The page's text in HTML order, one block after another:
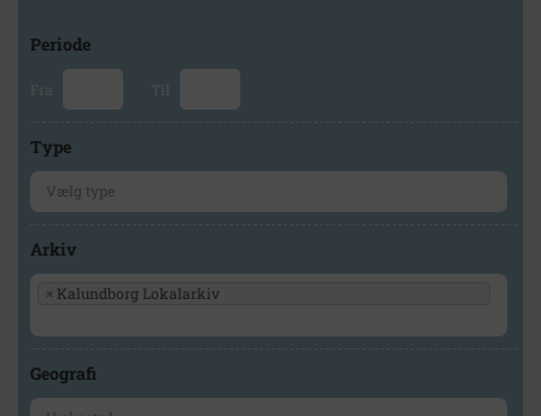
Periode
Fra Til
Type
Arkiv
× Kalundborg Lokalarkiv
Geografi